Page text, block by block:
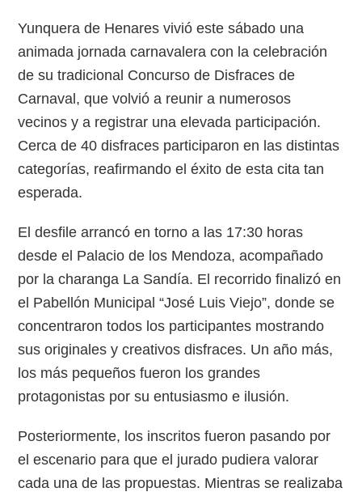
Yunquera de Henares vivió este sábado una
animada jornada carnavalera con la celebración
de su tradicional Concurso de Disfraces de
Carnaval, que volvió a reunir a numerosos
vecinos y a registrar una elevada participación.
Cerca de 40 disfraces participaron en las distintas
categorías, reafirmando el éxito de esta cita tan
esperada.
El desfile arrancó en torno a las 17:30 horas
desde el Palacio de los Mendoza, acompañado
por la charanga La Sandía. El recorrido finalizó en
el Pabellón Municipal “José Luis Viejo”, donde se
concentraron todos los participantes mostrando
sus originales y creativos disfraces. Un año más,
los más pequeños fueron los grandes
protagonistas por su entusiasmo e ilusión.
Posteriormente, los inscritos fueron pasando por
el escenario para que el jurado pudiera valorar
cada una de las propuestas. Mientras se realizaba